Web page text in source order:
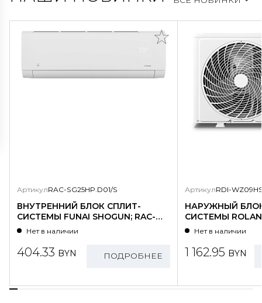
АртикулRAC-SG25HP.D01/S
ВНУТРЕННИЙ БЛОК СПЛИТ-
СИСТЕМЫ FUNAI SHOGUN; RAC-
SG25HP.D01/S
Нет в наличии
404.33 BYN ПОДРОБНЕЕ
АртикулRDI-
НАРУЖНЫЙ
СИСТЕМЫ
WZ09HSS/N1-
Нет в наличии
1 162.95 BYN